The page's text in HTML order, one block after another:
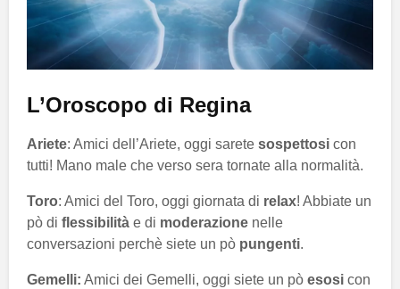
L’Oroscopo di Regina
Ariete: Amici dell’Ariete, oggi sarete sospettosi con
tutti! Mano male che verso sera tornate alla normalità.
Toro: Amici del Toro, oggi giornata di relax! Abbiate un
pò di flessibilità e di moderazione nelle
conversazioni perchè siete un pò pungenti.
Gemelli: Amici dei Gemelli, oggi siete un pò esosi con